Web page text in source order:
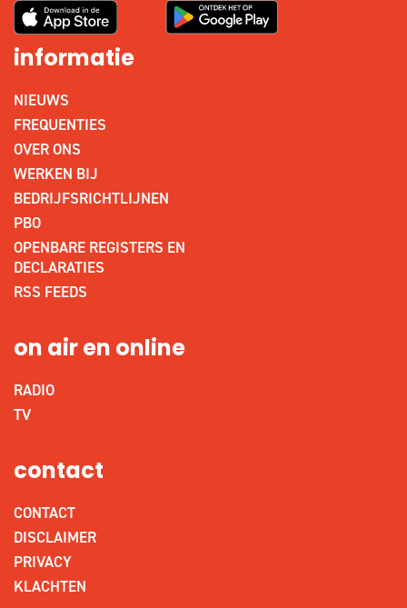
informatie
NIEUWS
FREQUENTIES
OVER ONS
WERKEN BIJ
BEDRIJFSRICHTLIJNEN
PBO
OPENBARE REGISTERS EN
DECLARATIES
RSS FEEDS
on air en online
RADIO
TV
contact
CONTACT
DISCLAIMER
PRIVACY
KLACHTEN